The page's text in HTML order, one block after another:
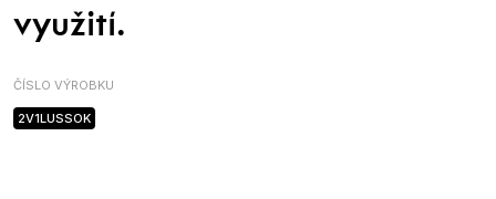
využití.
ČÍSLO VÝROBKU
2V1LUSSOK